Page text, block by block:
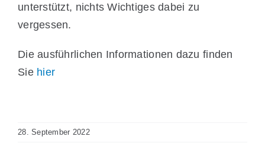
unterstützt, nichts Wichtiges dabei zu
vergessen.
Die ausführlichen Informationen dazu finden
Sie hier
28. September 2022